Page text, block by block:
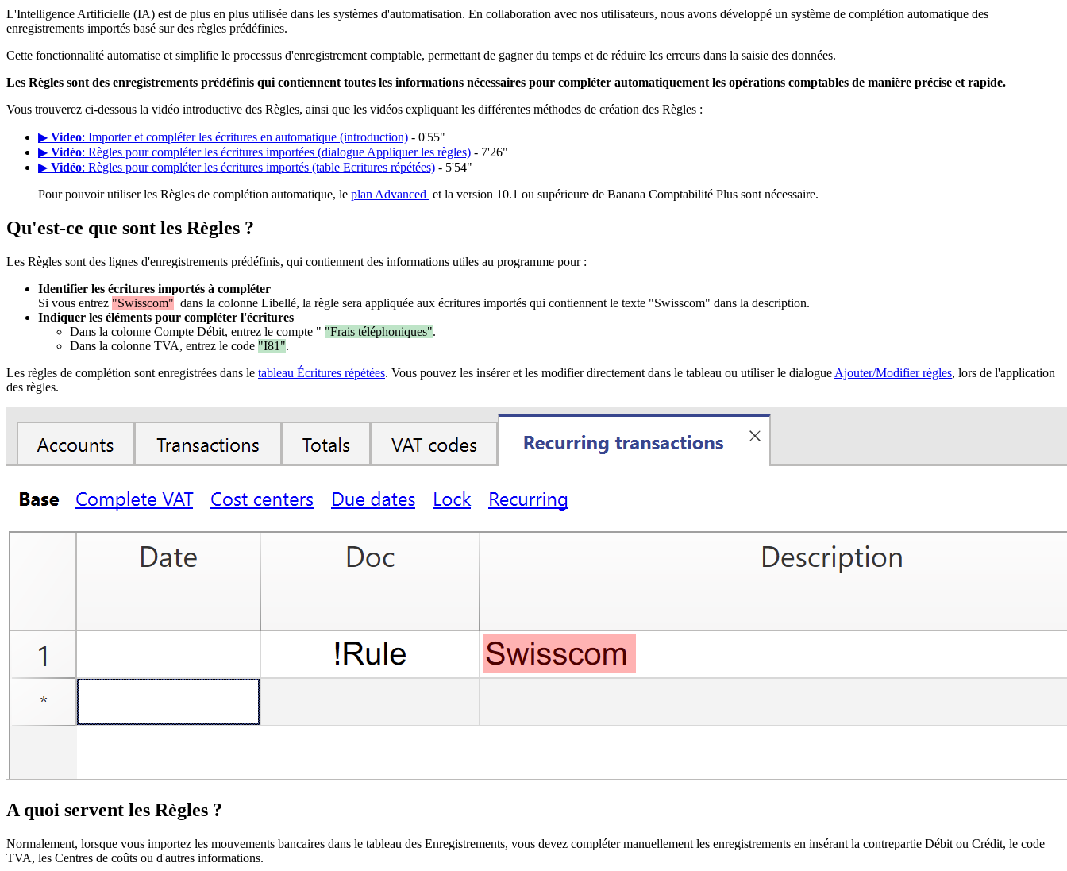
L'Intelligence Artificielle (IA) est de plus en plus utilisée dans les systèmes d'automatisation. En collaboration avec nos utilisateurs, nous avons développé un système de complétion automatique des
enregistrements importés basé sur des règles prédéfinies.
Cette fonctionnalité automatise et simplifie le processus d'enregistrement comptable, permettant de gagner du temps et de réduire les erreurs dans la saisie des données.
Les Règles sont des enregistrements prédéfinis qui contiennent toutes les informations nécessaires pour compléter automatiquement les opérations comptables de manière précise et rapide.
Vous trouverez ci-dessous la vidéo introductive des Règles, ainsi que les vidéos expliquant les différentes méthodes de création des Règles :
▶ Video: Importer et compléter les écritures en automatique (introduction) - 0'55"
▶ Vidéo: Règles pour compléter les écritures importées (dialogue Appliquer les règles) - 7'26"
▶ Vidéo: Règles pour compléter les écritures importés (table Ecritures répétées) - 5'54"
Pour pouvoir utiliser les Règles de complétion automatique, le plan Advanced et la version 10.1 ou supérieure de Banana Comptabilité Plus sont nécessaire.
Qu'est-ce que sont les Règles ?
Les Règles sont des lignes d'enregistrements prédéfinis, qui contiennent des informations utiles au programme pour :
Identifier les écritures importés à compléter
Si vous entrez "Swisscom" dans la colonne Libellé, la règle sera appliquée aux écritures importés qui contiennent le texte "Swisscom" dans la description.
Indiquer les éléments pour compléter l'écritures
Dans la colonne Compte Débit, entrez le compte " "Frais téléphoniques".
Dans la colonne TVA, entrez le code "I81".
Les règles de complétion sont enregistrées dans le tableau Écritures répétées. Vous pouvez les insérer et les modifier directement dans le tableau ou utiliser le dialogue Ajouter/Modifier règles, lors de l'application
des règles.
A quoi servent les Règles ?
Normalement, lorsque vous importez les mouvements bancaires dans le tableau des Enregistrements, vous devez compléter manuellement les enregistrements en insérant la contrepartie Débit ou Crédit, le code
TVA, les Centres de coûts ou d'autres informations.